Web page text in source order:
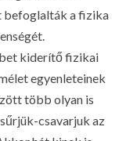
befoglalták a fizika
kiderítő fizikai
egyenleteinek
több olyan is
csavarjuk az